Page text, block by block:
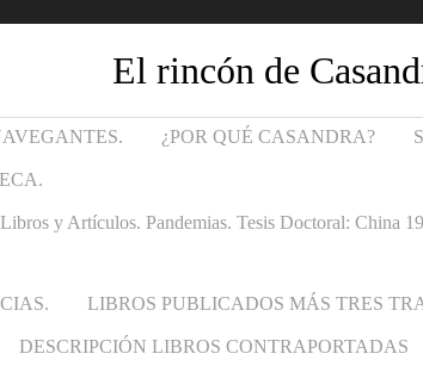
El rincón de
¿POR QUÉ CASANDRA?
y Artículos. Pandemias. Tesis Doctoral: China
LIBROS PUBLICADOS MÁS TRES
DESCRIPCIÓN LIBROS CONTRAPORTADAS